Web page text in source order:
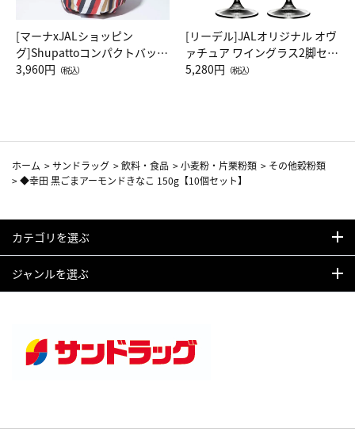
[マーナxJALショッピン
グ]Shupattoコンパクトバッグ
Drop JAL客室乗務員（LC）ス
3,960円 （税込）
[リーデル]JALオリジナル オヴ
ァチュア ワイングラス2脚セッ
ト（レッドワイン）
5,280円 （税込）
ホーム >サンドラッグ >飲料・食品 >小麦粉・片栗粉類 > その他穀粉類
>◆幸田 黒ごまアーモンドきなこ 150g【10個セット】
カテゴリを選ぶ
ジャンルを選ぶ